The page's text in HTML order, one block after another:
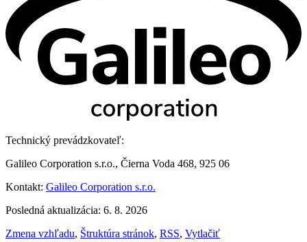
Technický prevádzkovateľ:
Galileo Corporation s.r.o., Čierna Voda 468, 925 06
Kontakt: Galileo Corporation s.r.o.
Posledná aktualizácia: 6. 8. 2026
Zmena vzhľadu, Štruktúra stránok, RSS, Vytlačiť